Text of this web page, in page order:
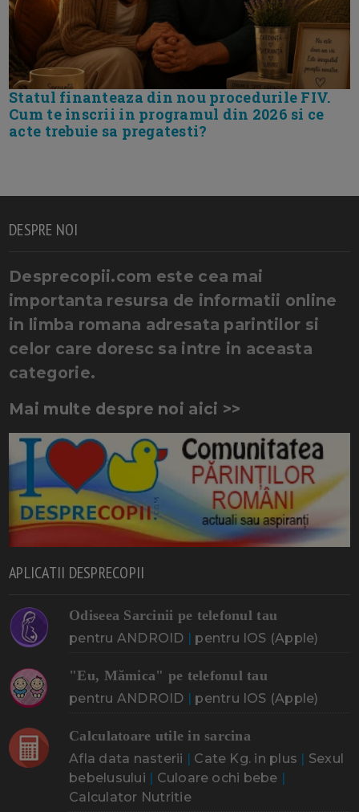
Statul finanteaza din nou procedurile FIV.
Cum te inscrii in programul din 2026 si ce
acte trebuie sa pregatesti?
DESPRE NOI
Desprecopii.com este cea mai
importanta resursa de informatii online
in limba romana adresata parintilor si
celor care doresc sa intre in aceasta
categorie.
Mai multe despre noi aici >>
APLICATII DESPRECOPII
Odiseea Sarcinii pe telefonul tau
pentru ANDROID | pentru IOS (Apple)
"Eu, Mămica" pe telefonul tau
pentru ANDROID | pentru IOS (Apple)
Calculatoare utile in sarcina
Afla data nasterii | Cate Kg. in plus | Sexul
bebelusului | Culoare ochi bebe |
Calculator Nutritie